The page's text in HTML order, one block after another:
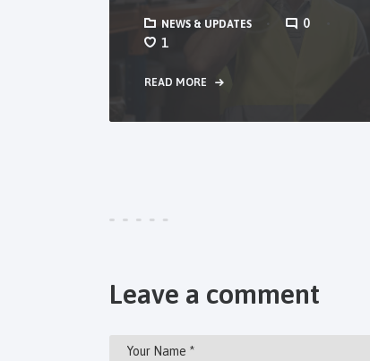
NEWS & UPDATES
0
1
READ MORE
Leave a comment